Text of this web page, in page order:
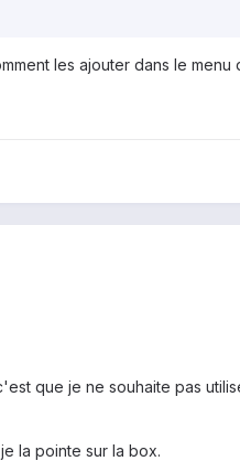
les ajouter dans le menu
que je ne souhaite pas
la pointe sur la box.